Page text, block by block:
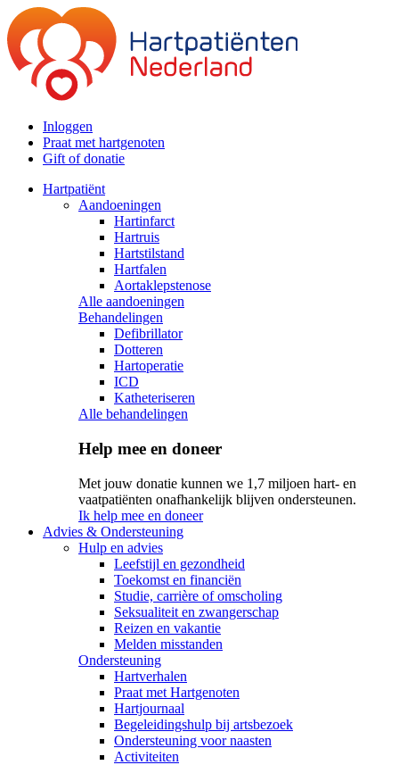
Inloggen
Praat met hartgenoten
Gift of donatie
Hartpatiënt
Aandoeningen
Hartinfarct
Hartruis
Hartstilstand
Hartfalen
Aortaklepstenose
Alle aandoeningen
Behandelingen
Defibrillator
Dotteren
Hartoperatie
ICD
Katheteriseren
Alle behandelingen
Help mee en doneer
Met jouw donatie kunnen we 1,7 miljoen hart- en
vaatpatiënten onafhankelijk blijven ondersteunen.
Ik help mee en doneer
Advies & Ondersteuning
Hulp en advies
Leefstijl en gezondheid
Toekomst en financiën
Studie, carrière of omscholing
Seksualiteit en zwangerschap
Reizen en vakantie
Melden misstanden
Ondersteuning
Hartverhalen
Praat met Hartgenoten
Hartjournaal
Begeleidingshulp bij artsbezoek
Ondersteuning voor naasten
Activiteiten